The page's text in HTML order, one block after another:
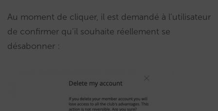
Au moment de cliquer, il est demandé à l’utilisateur
de confirmer qu’il souhaite réellement se
désabonner :